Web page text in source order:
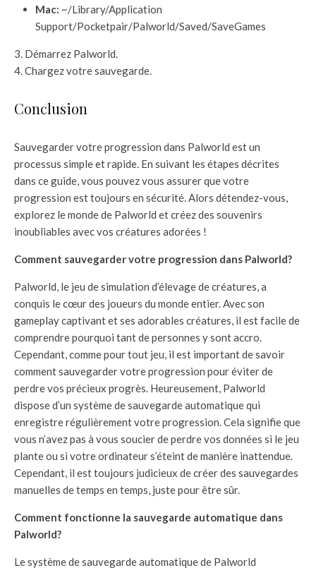
Mac: ~/Library/Application
Support/Pocketpair/Palworld/Saved/SaveGames
Démarrez Palworld.
Chargez votre sauvegarde.
Conclusion
Sauvegarder votre progression dans Palworld est un
processus simple et rapide. En suivant les étapes décrites
dans ce guide, vous pouvez vous assurer que votre
progression est toujours en sécurité. Alors détendez-vous,
explorez le monde de Palworld et créez des souvenirs
inoubliables avec vos créatures adorées !
Comment sauvegarder votre progression dans Palworld?
Palworld, le jeu de simulation d’élevage de créatures, a
conquis le cœur des joueurs du monde entier. Avec son
gameplay captivant et ses adorables créatures, il est facile de
comprendre pourquoi tant de personnes y sont accro.
Cependant, comme pour tout jeu, il est important de savoir
comment sauvegarder votre progression pour éviter de
perdre vos précieux progrès. Heureusement, Palworld
dispose d’un système de sauvegarde automatique qui
enregistre régulièrement votre progression. Cela signifie que
vous n’avez pas à vous soucier de perdre vos données si le jeu
plante ou si votre ordinateur s’éteint de manière inattendue.
Cependant, il est toujours judicieux de créer des sauvegardes
manuelles de temps en temps, juste pour être sûr.
Comment fonctionne la sauvegarde automatique dans
Palworld?
Le système de sauvegarde automatique de Palworld